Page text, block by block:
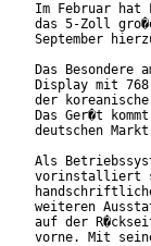
Im Februar hat
das 5-Zoll
September
Das Besondere
Display mit
der
Das Ger�t
deutschen
Als
vorinstalliert
weiteren
auf der
vorne. Mit